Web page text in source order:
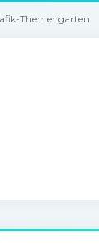
Themengarten